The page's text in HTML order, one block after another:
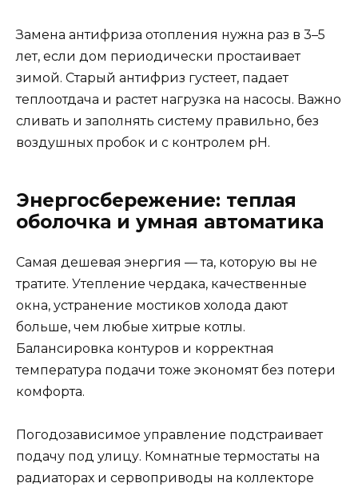
Замена антифриза отопления нужна раз в 3–5
лет, если дом периодически простаивает
зимой. Старый антифриз густеет, падает
теплоотдача и растет нагрузка на насосы. Важно
сливать и заполнять систему правильно, без
воздушных пробок и с контролем pH.
Энергосбережение: теплая
оболочка и умная автоматика
Самая дешевая энергия — та, которую вы не
тратите. Утепление чердака, качественные
окна, устранение мостиков холода дают
больше, чем любые хитрые котлы.
Балансировка контуров и корректная
температура подачи тоже экономят без потери
комфорта.
Погодозависимое управление подстраивает
подачу под улицу. Комнатные термостаты на
радиаторах и сервоприводы на коллекторе